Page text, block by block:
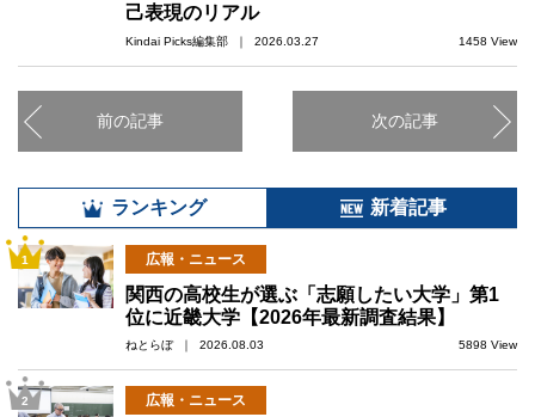
己表現のリアル
Kindai Picks編集部 ｜ 2026.03.27 1458 View
前の記事 次の記事
ランキング 新着記事
1 広報・ニュース
関西の高校生が選ぶ「志願したい大学」第1
位に近畿大学【2026年最新調査結果】
ねとらぼ ｜ 2026.08.03 5898 View
2 広報・ニュース